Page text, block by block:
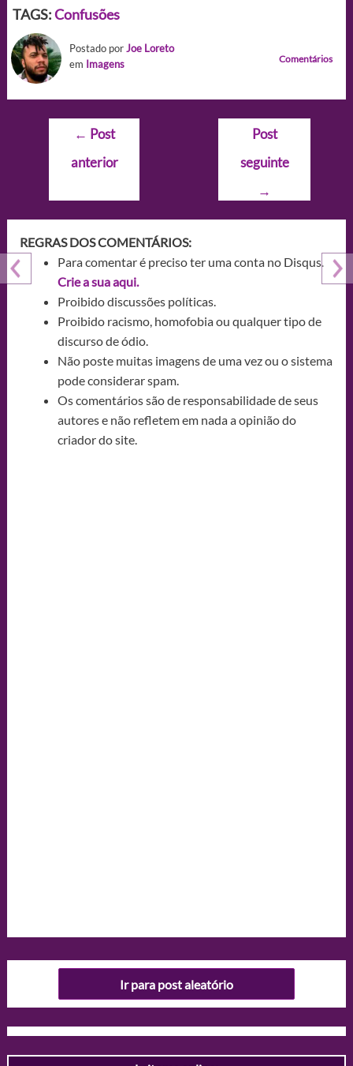
TAGS:Confusões
Postado porJoe Loreto
em Imagens Comentários
Navegação
Post
← Post
anterior
Post
seguinte
→
REGRAS DOS COMENTÁRIOS:
Para comentar é preciso ter uma conta no Disqus.
Crie a sua aqui.
Proibido discussões políticas.
Proibido racismo, homofobia ou qualquer tipo de
discurso de ódio.
Não poste muitas imagens de uma vez ou o sistema
pode considerar spam.
Os comentários são de responsabilidade de seus
autores e não refletem em nada a opinião do
criador do site.
Ir para post aleatório